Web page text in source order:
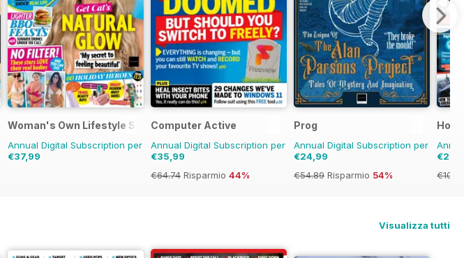
Woman's Own Lifestyle Special
Annual Digital Subscription per
€37,99
Computer Active
Annual Digital Subscription per
€35,99
€64.74 Risparmio 44%
Prog
Annual Digital Subscription per
€24,99
€54.89 Risparmio 54%
How
Visualizza tutti